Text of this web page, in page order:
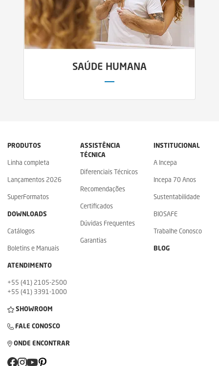
SAÚDE HUMANA
PRODUTOS
Linha completa
Lançamentos 2026
SuperFormatos
DOWNLOADS
Catálogos
Boletins e Manuais
ASSISTÊNCIA
TÉCNICA
Diferenciais Técnicos
Recomendações
Certificados
Dúvidas Frequentes
Garantias
INSTITUCIONAL
A Incepa
Incepa 70 Anos
Sustentabilidade
BIOSAFE
Trabalhe Conosco
BLOG
ATENDIMENTO
+55 (41) 2105-2500
+55 (41) 3391-1000
SHOWROOM
FALE CONOSCO
ONDE ENCONTRAR